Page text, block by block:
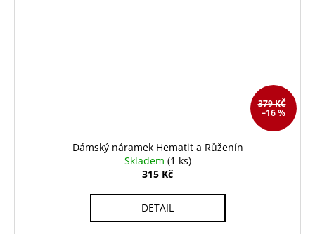
379 KČ
–16 %
Dámský náramek Hematit a Růženín
Skladem (1 ks)
315 Kč
DETAIL